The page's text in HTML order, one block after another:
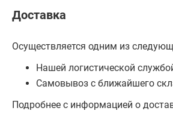
Доставка
Осуществляется одним из
Нашей логистической
Самовывоз с ближайшего
Подробнее с информацией о